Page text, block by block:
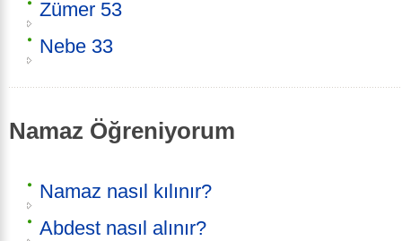
Zümer 53
Nebe 33
Namaz Öğreniyorum
Namaz nasıl kılınır?
Abdest nasıl alınır?